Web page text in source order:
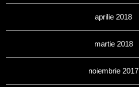
aprilie 2018
martie 2018
noiembrie 2017